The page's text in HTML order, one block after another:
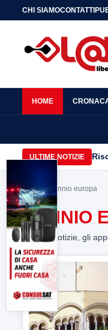
CHI SIAMOCONTATTI
HOME
ULTIME NOTIZIE
Home> sannio europa
SANNIO
Tutte le notizie, gli